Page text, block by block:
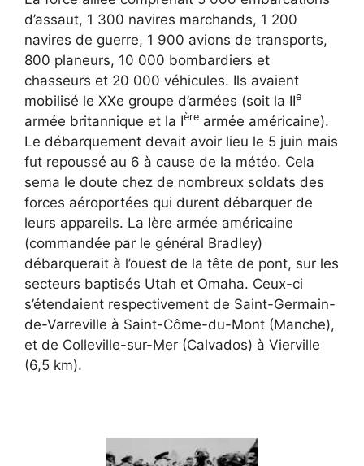
d’assaut, 1 300 navires marchands, 1 200
navires de guerre, 1 900 avions de transports,
800 planeurs, 10 000 bombardiers et
chasseurs et 20 000 véhicules. Ils avaient
mobilisé le XXe groupe d’armées (soit la IIe
armée britannique et la Ière armée américaine).
Le débarquement devait avoir lieu le 5 juin mais
fut repoussé au 6 à cause de la météo. Cela
sema le doute chez de nombreux soldats des
forces aéroportées qui durent débarquer de
leurs appareils. La Ière armée américaine
(commandée par le général Bradley)
débarquerait à l’ouest de la tête de pont, sur les
secteurs baptisés Utah et Omaha. Ceux-ci
s’étendaient respectivement de Saint-Germain-
de-Varreville à Saint-Côme-du-Mont (Manche),
et de Colleville-sur-Mer (Calvados) à Vierville
(6,5 km).